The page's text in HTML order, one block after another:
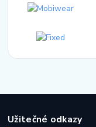
Užitečné odkazy